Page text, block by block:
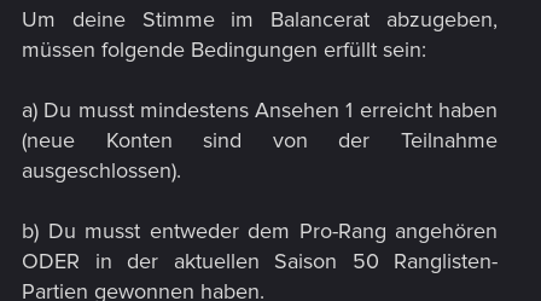
Um deine Stimme im Balancerat abzugeben,
müssen folgende Bedingungen erfüllt sein:​
a) Du musst mindestens Ansehen 1 erreicht haben
(neue Konten sind von der Teilnahme
ausgeschlossen).​
b) Du musst entweder dem Pro-Rang angehören
ODER in der aktuellen Saison 50 Ranglisten-
Partien gewonnen haben.​